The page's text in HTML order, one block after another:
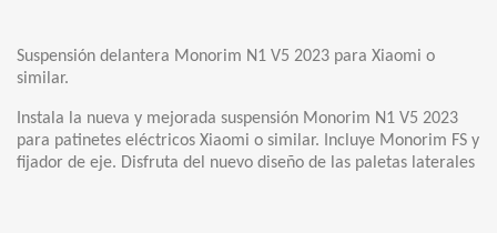
Suspensión delantera Monorim N1 V5 2023 para Xiaomi o
similar.
Instala la nueva y mejorada suspensión Monorim N1 V5 2023
para patinetes eléctricos Xiaomi o similar. Incluye Monorim FS y
fijador de eje. Disfruta del nuevo diseño de las paletas laterales